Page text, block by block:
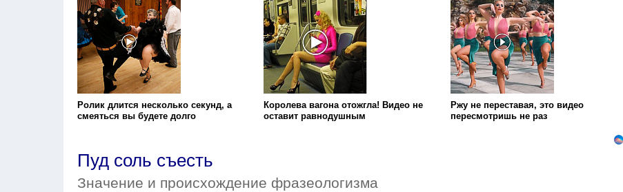
Ролик длится несколько секунд, а
смеяться вы будете долго
Королева вагона отожгла! Видео не
оставит равнодушным
Ржу не переставая, это видео
пересмотришь не раз
Пуд соль съесть
Значение и происхождение фразеологизма